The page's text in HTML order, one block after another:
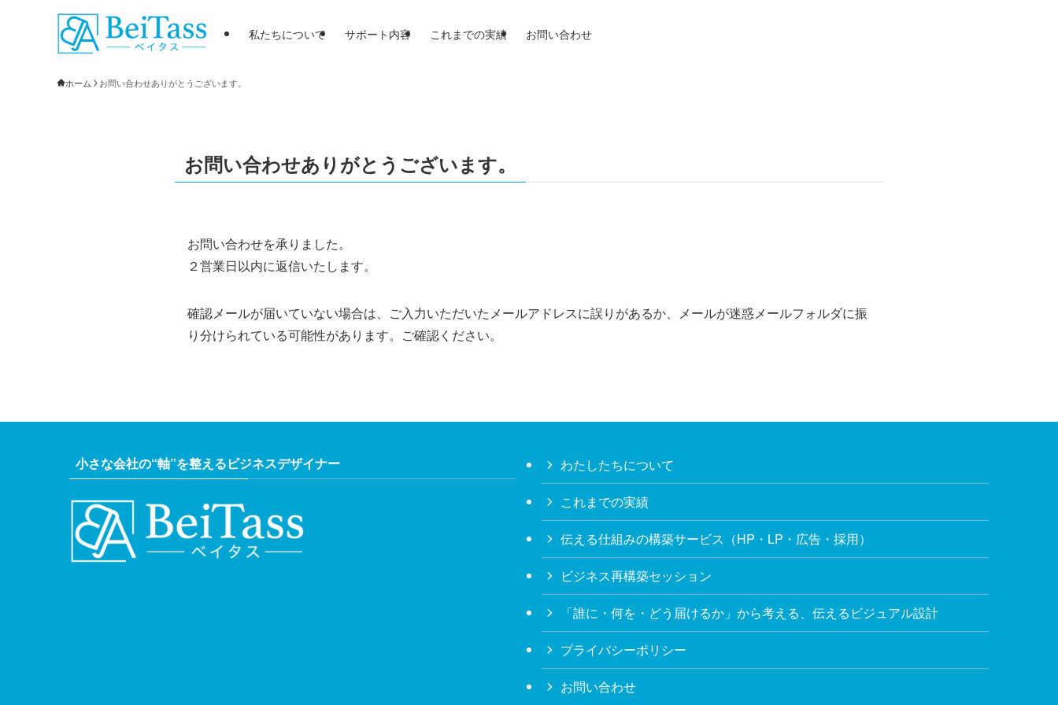
私たちについて サポート内容 これまでの実績 お問い合わせ
ホーム お問い合わせありがとうございます。
お問い合わせありがとうございます。
お問い合わせを承りました。
２営業日以内に返信いたします。
確認メールが届いていない場合は、ご入力いただいたメールアドレスに誤りがあるか、メールが迷惑メールフォルダに振
り分けられている可能性があります。ご確認ください。
小さな会社の“軸”を整えるビジネスデザイナー わたしたちについて
これまでの実績
伝える仕組みの構築サービス（HP・LP・広告・採用）
ビジネス再構築セッション
「誰に・何を・どう届けるか」から考える、伝えるビジュアル設計
プライバシーポリシー
お問い合わせ